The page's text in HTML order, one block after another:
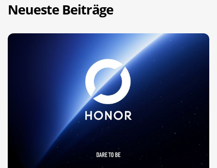
Neueste Beiträge